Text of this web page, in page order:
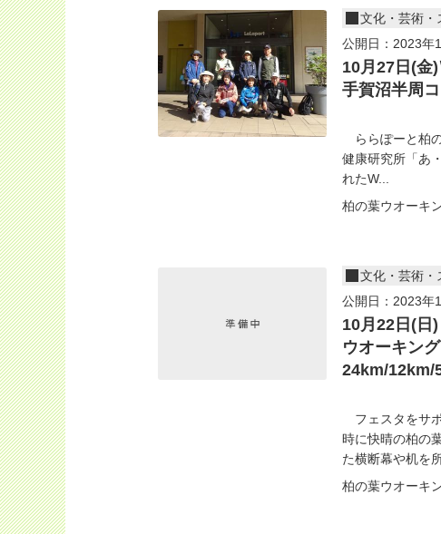
文化・芸術・
公開日：2023年
10月27日(
手賀沼半周
ららぽーと柏
健康研究所「あ
れたW...
柏の葉ウオーキ
文化・芸術・
公開日：2023年
10月22日(
ウオーキン
24km/12km/
フェスタをサ
時に快晴の柏の
た横断幕や机を所
柏の葉ウオーキ